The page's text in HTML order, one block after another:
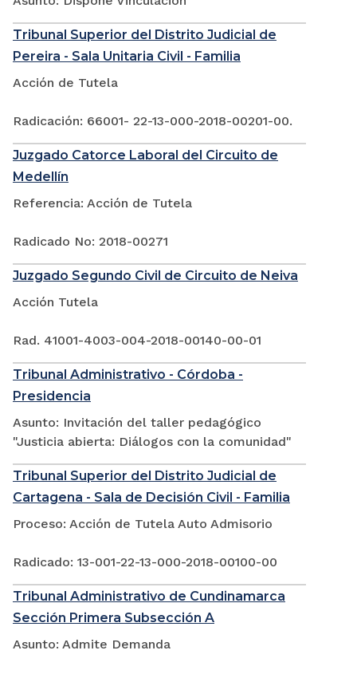
Tribunal Superior del Distrito Judicial de
Pereira - Sala Unitaria Civil - Familia
Acción de Tutela
Radicación: 66001- 22-13-000-2018-00201-00.
Juzgado Catorce Laboral del Circuito de
Medellín
Referencia: Acción de Tutela
Radicado No: 2018-00271
Juzgado Segundo Civil de Circuito de Neiva
Acción Tutela
Rad. 41001-4003-004-2018-00140-00-01
Tribunal Administrativo - Córdoba -
Presidencia
Asunto: Invitación del taller pedagógico
"Justicia abierta: Diálogos con la comunidad"
Tribunal Superior del Distrito Judicial de
Cartagena - Sala de Decisión Civil - Familia
Proceso: Acción de Tutela Auto Admisorio
Radicado: 13-001-22-13-000-2018-00100-00
Tribunal Administrativo de Cundinamarca
Sección Primera Subsección A
Asunto: Admite Demanda